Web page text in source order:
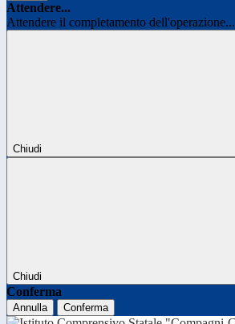
Attendere...
Attendere il completamento dell'operazione...
Chiudi
Chiudi
Conferma
Annulla Conferma